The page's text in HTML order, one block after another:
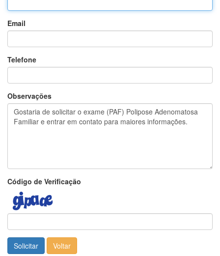
Email
Telefone
Observações
Código de Verificação
Solicitar Voltar